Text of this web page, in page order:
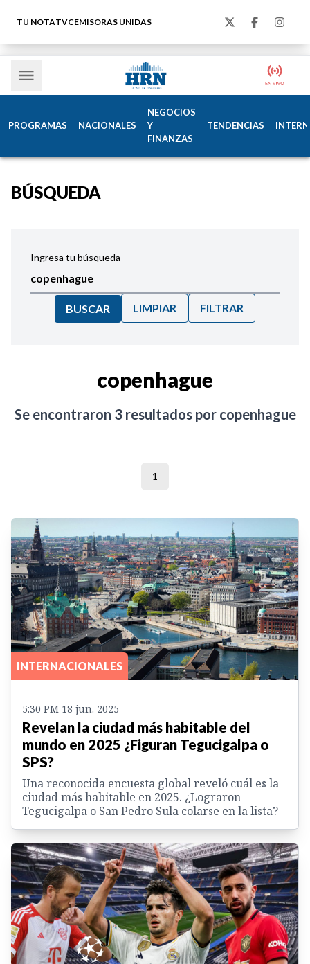
TU NOTATVCEMISORAS UNIDAS
PROGRAMAS NACIONALES
NEGOCIOS
Y
FINANZAS
TENDENCIAS
BÚSQUEDA
Ingresa tu búsqueda
BUSCAR LIMPIAR FILTRAR
copenhague
Se encontraron 3resultados por copenhague
1
INTERNACIONALES
5:30 PM 18 jun. 2025
Revelan la ciudad más habitable del
mundo en 2025 ¿Figuran Tegucigalpa o
SPS?
Una reconocida encuesta global reveló cuál es la
ciudad más habitable en 2025. ¿Lograron
Tegucigalpa o San Pedro Sula colarse en la lista?